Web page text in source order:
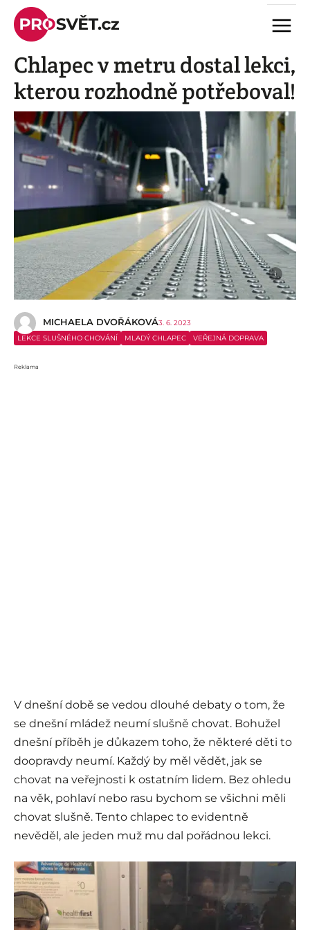
Skip
content
Menu
Chlapec v metru dostal lekci,
kterou rozhodně potřeboval!
i
MICHAELA DVOŘÁKOVÁ3. 6. 2023
LEKCE SLUŠNÉHO CHOVÁNÍ
MLADÝ CHLAPEC VEŘEJNÁ DOPRAVA
Reklama
V dnešní době se vedou dlouhé debaty o tom, že
se dnešní mládež neumí slušně chovat. Bohužel
dnešní příběh je důkazem toho, že některé děti to
doopravdy neumí. Každý by měl vědět, jak se
chovat na veřejnosti k ostatním lidem. Bez ohledu
na věk, pohlaví nebo rasu bychom se všichni měli
chovat slušně. Tento chlapec to evidentně
nevěděl, ale jeden muž mu dal pořádnou lekci.